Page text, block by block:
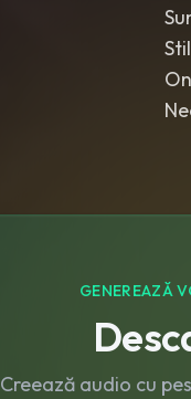
GENEREAZĂ
Creează audio cu